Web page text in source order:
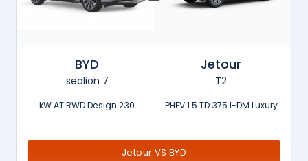
Jetour
T2
PHEV 1.5 TD 375 I-DM Luxury
BYD
sealion 7
230 kW AT RWD Design
Jetour VS BYD